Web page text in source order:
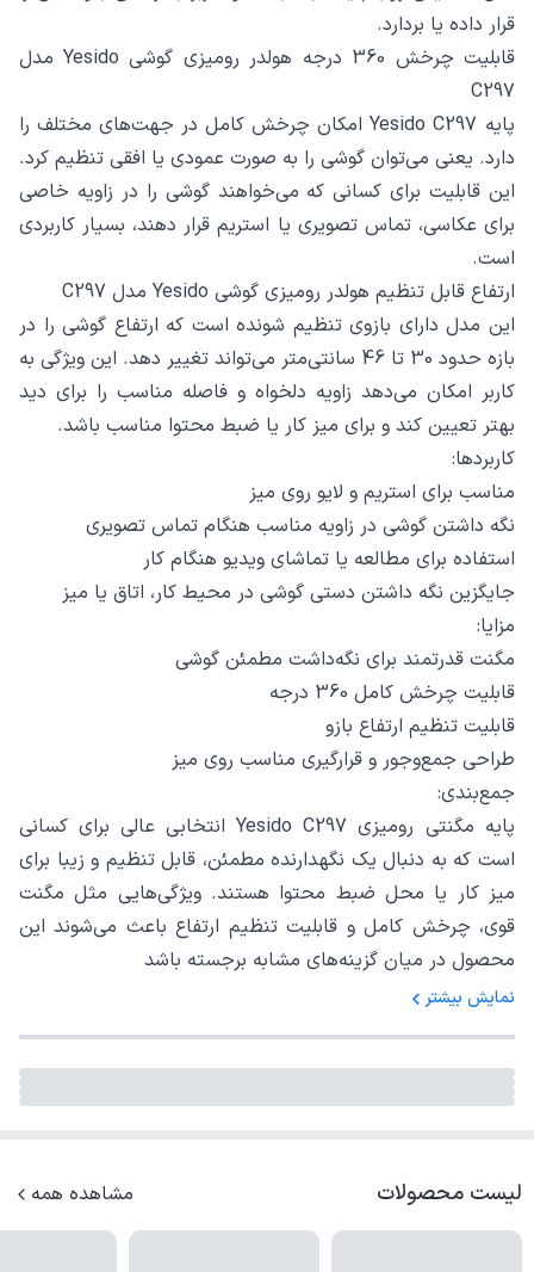
قرار داده یا بردارد.
قابلیت چرخش 360 درجه هولدر رومیزی گوشی Yesido مدل
C297
پایه Yesido C297 امکان چرخش کامل در جهت‌های مختلف را
دارد. یعنی می‌توان گوشی را به صورت عمودی یا افقی تنظیم کرد.
این قابلیت برای کسانی که می‌خواهند گوشی را در زاویه خاصی
برای عکاسی، تماس تصویری یا استریم قرار دهند، بسیار کاربردی
است.
ارتفاع قابل تنظیم هولدر رومیزی گوشی Yesido مدل C297
این مدل دارای بازوی تنظیم شونده است که ارتفاع گوشی را در
بازه حدود 30 تا 46 سانتی‌متر می‌تواند تغییر دهد. این ویژگی به
کاربر امکان می‌دهد زاویه دلخواه و فاصله مناسب را برای دید
بهتر تعیین کند و برای میز کار یا ضبط محتوا مناسب باشد.
کاربردها:
مناسب برای استریم و لایو روی میز
نگه داشتن گوشی در زاویه مناسب هنگام تماس تصویری
استفاده برای مطالعه یا تماشای ویدیو هنگام کار
جایگزین نگه داشتن دستی گوشی در محیط کار، اتاق یا میز
مزایا:
مگنت قدرتمند برای نگه‌داشت مطمئن گوشی
قابلیت چرخش کامل 360 درجه
قابلیت تنظیم ارتفاع بازو
طراحی جمع‌وجور و قرارگیری مناسب روی میز
جمع‌بندی:
پایه مگنتی رومیزی Yesido C297 انتخابی عالی برای کسانی
است که به دنبال یک نگهدارنده مطمئن، قابل تنظیم و زیبا برای
میز کار یا محل ضبط محتوا هستند. ویژگی‌هایی مثل مگنت
قوی، چرخش کامل و قابلیت تنظیم ارتفاع باعث می‌شوند این
محصول در میان گزینه‌های مشابه برجسته باشد
نمایش بیشتر
لیست محصولات مشاهده همه